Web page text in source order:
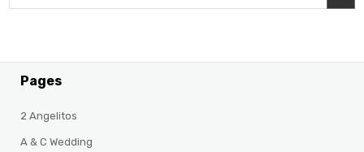
Pages
2 Angelitos
A & C Wedding